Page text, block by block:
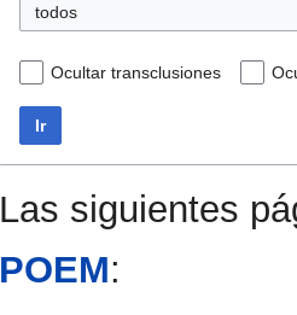
todos
Ocultar transclusiones
Ir
Las siguientes
POEM: